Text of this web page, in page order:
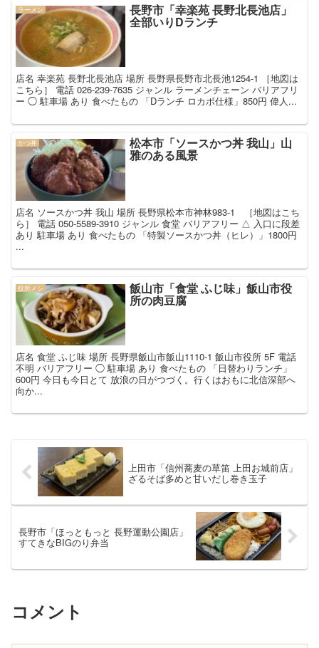
ラーメン 長野市「幸楽苑 長野北長池店」
全部いりDランチ
店名 幸楽苑 長野北長池店 場所 長野県長野市北長池1254-1 ［地図は
こちら］ 電話 026-239-7635 ジャンル ラーメンチェーン バリアフリ
ー ◯ 駐車場 あり 食べたもの 「Dランチ ロカボ仕様」850円 偉人...
かつ丼 松本市「ソースかつ丼 我山」山
雅のある風景
店名 ソースかつ丼 我山 場所 長野県松本市神林983-1 ［地図はこち
ら］ 電話 050-5589-3910 ジャンル 食堂 バリアフリー △ 入口に段差
あり 駐車場 あり 食べたもの 「特製ソースかつ丼（ヒレ）」1800円
...
役所メシ 飯山市「食堂 ふじ味」飯山市役
所の肉豆腐
店名 食堂 ふじ味 場所 長野県飯山市飯山1110-1 飯山市役所 5F 電話
不明 バリアフリー ◯ 駐車場 あり 食べたもの 「日替わりランチ」
600円 今日も今日とて 放浪の日がつづく。行くはおもに北信深部へ
向か...
上田市「信州蕎麦の草笛 上田お城前店」
ざるそば多めと甘いだし巻き玉子
長野市「ほっともっと 長野運動公園店」
すてきなBIGのり弁当
コメント